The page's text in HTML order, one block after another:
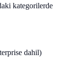
kategorilerde
dahil)